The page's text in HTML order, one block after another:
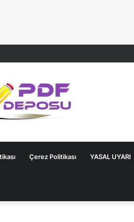
Çerez Politikası YASAL UYARI